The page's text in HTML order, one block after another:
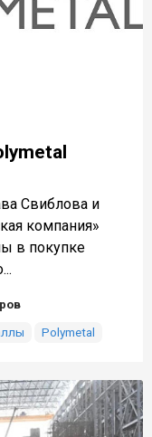
Свиблова и
компания»
в покупке
Polymetal